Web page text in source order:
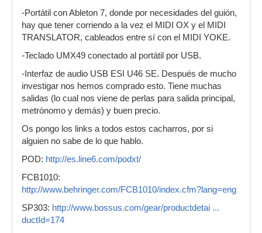
-Portátil con Ableton 7, donde por necesidades del guión,
hay que tener corriendo a la vez el MIDI OX y el MIDI
TRANSLATOR, cableados entre sí con el MIDI YOKE.
-Teclado UMX49 conectado al portátil por USB.
-Interfaz de audio USB ESI U46 SE. Después de mucho
investigar nos hemos comprado esto. Tiene muchas
salidas (lo cual nos viene de perlas para salida principal,
metrónomo y demás) y buen precio.
Os pongo los links a todos estos cacharros, por si
alguien no sabe de lo que hablo.
POD: http://es.line6.com/podxt/
FCB1010:
http://www.behringer.com/FCB1010/index.cfm?lang=eng
SP303: http://www.bossus.com/gear/productdetai ...
ductId=174